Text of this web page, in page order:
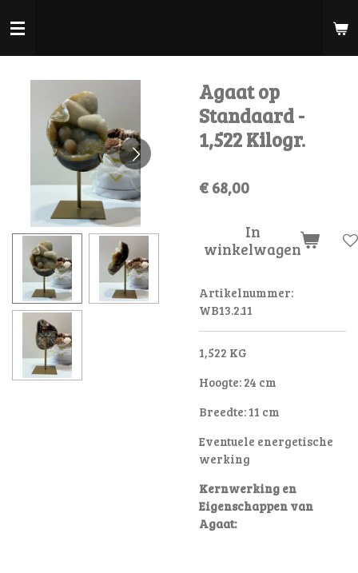
direct
Agaat op
Standaard -
1,522 Kilogr.
€ 68,00
In
winkelwagen
Artikelnummer:
WB13.2.11
1,522 KG
Hoogte: 24 cm
Breedte: 11 cm
Eventuele energetische
werking
Kernwerking en
Eigenschappen van
Agaat: